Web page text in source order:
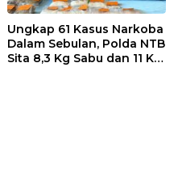
Ungkap 61 Kasus Narkoba
Dalam Sebulan, Polda NTB
Sita 8,3 Kg Sabu dan 11 Kg